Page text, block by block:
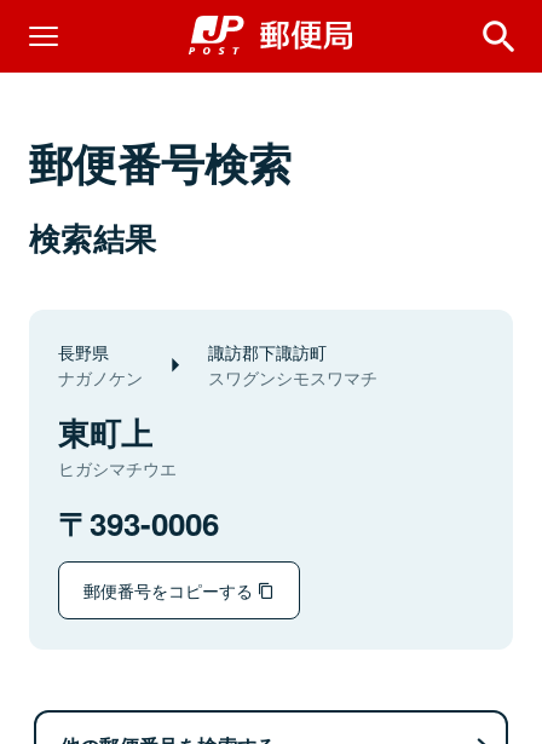
郵便番号検索
検索結果
長野県
ナガノケン
諏訪郡下諏訪町
スワグンシモスワマチ
東町上
ヒガシマチウエ
393-0006
郵便番号をコピーする